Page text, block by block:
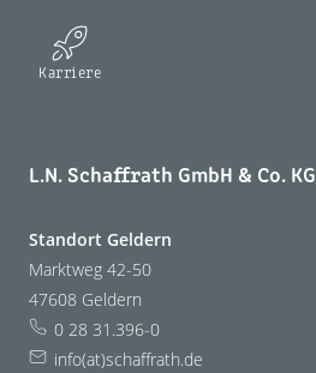
Karriere
L.N. Schaffrath GmbH & Co. KG
Standort Geldern
Marktweg 42-50
47608 Geldern
0 28 31.396-0
info(at)schaffrath.de